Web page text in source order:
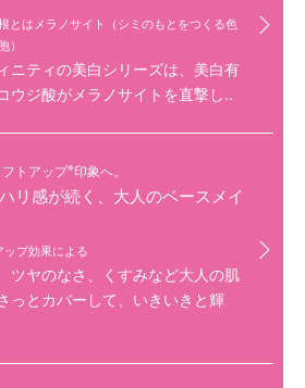
とはメラノサイト（シミのもとをつくる色
）
ニティの美白シリーズは、美白有
ウジ酸がメラノサイトを直撃し..
トアップ※印象へ。
リ感が続く、大人のベースメイ
ップ効果による
ツヤのなさ、くすみなど大人の肌
っとカバーして、いきいきと輝